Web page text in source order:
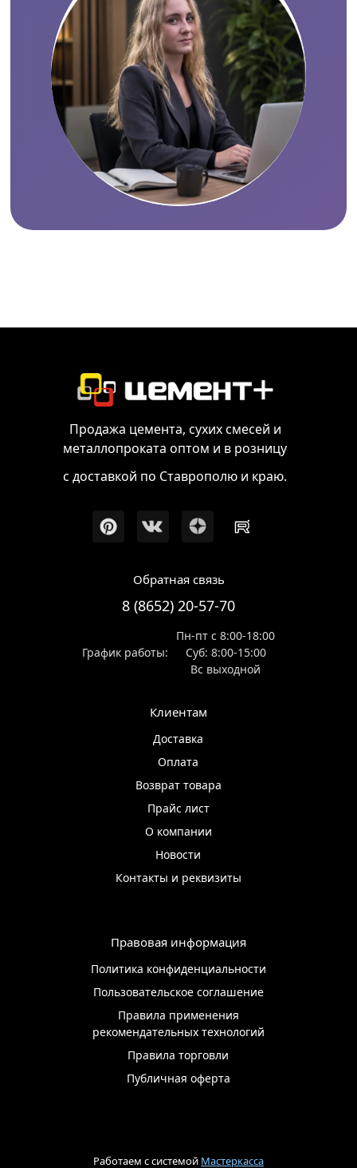
Продажа цемента, сухих смесей и
металлопроката оптом и в розницу
с доставкой по Ставрополю и краю.
Обратная связь
8 (8652) 20-57-70
График работы:
Пн-пт с 8:00-18:00
Суб: 8:00-15:00
Вс выходной
Клиентам
Доставка
Оплата
Возврат товара
Прайс лист
О компании
Новости
Контакты и реквизиты
Правовая информация
Политика конфиденциальности
Пользовательское соглашение
Правила применения
рекомендательных технологий
Правила торговли
Публичная оферта
Работаем с системой Мастеркасса